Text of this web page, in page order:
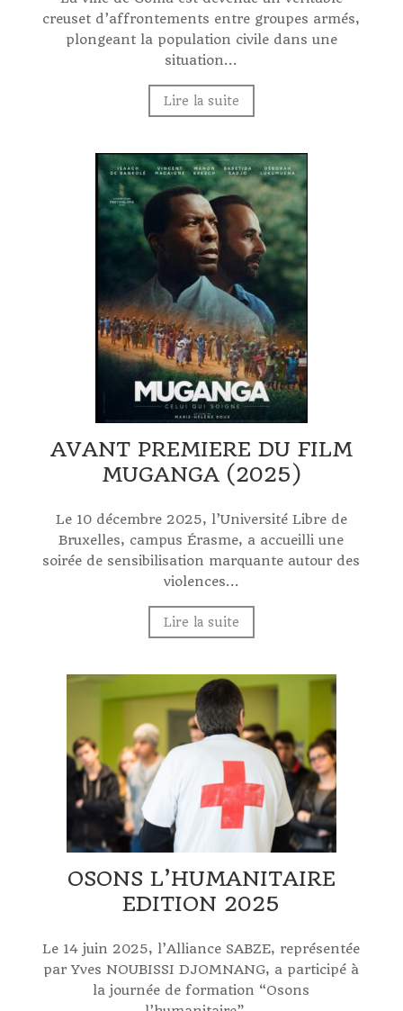
creuset d’affrontements entre groupes armés,
plongeant la population civile dans une
situation...
Lire la suite
AVANT PREMIERE DU FILM
MUGANGA (2025)
Le 10 décembre 2025, l’Université Libre de
Bruxelles, campus Érasme, a accueilli une
soirée de sensibilisation marquante autour des
violences...
Lire la suite
OSONS L’HUMANITAIRE
EDITION 2025
Le 14 juin 2025, l’Alliance SABZE, représentée
par Yves NOUBISSI DJOMNANG, a participé à
la journée de formation “Osons